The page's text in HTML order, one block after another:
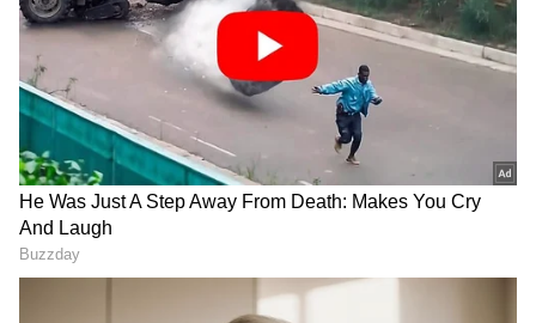
ದೇಶದಾದ್ಯಂತ 317 ನಗರಗಳಲ್ಲಿ 1205 ಪರೀಕ್ಷಾ ಕೇಂದ್ರಗಳಲ್ಲಿ
ಪರೀಕ್ಷೆ ನಡೆಸಲಾಗಿತ್ತು. 11 ಲಕ್ಷಕ್ಕೂ ಹೆಚ್ಚು ಅಭ್ಯರ್ಥಿಗಳು
DOWNLOAD APP